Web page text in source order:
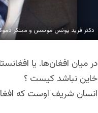
دکتر فرید یونس موسس و مبتکر
در میان افغان‌ها. یا
خاین نباشد کیست ؟
انسان شریف اوست که